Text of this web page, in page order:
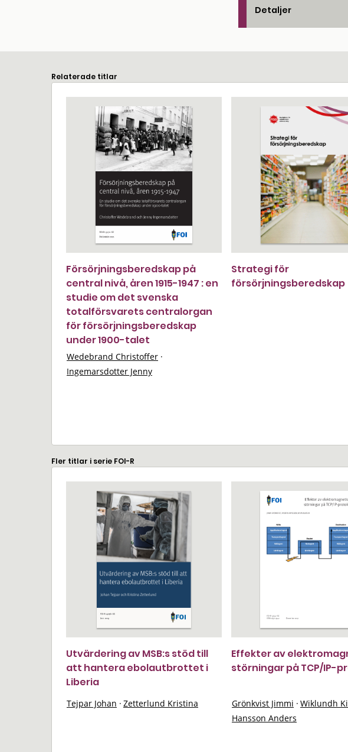
Detaljer
Relaterade titlar
Försörjningsberedskap på
central nivå, åren 1915-1947 : en
studie om det svenska
totalförsvarets centralorgan
för försörjningsberedskap
under 1900-talet
Wedebrand Christoffer ·
Ingemarsdotter Jenny
Strategi för
försörjningsberedskap
Fler titlar i serie FOI-R
Utvärdering av MSB:s stöd till
att hantera ebolautbrottet i
Liberia
Tejpar Johan · Zetterlund Kristina
Effekter av
störningar på TCP/IP-
Grönkvist Jimmi · Wiklundh
Hansson Anders